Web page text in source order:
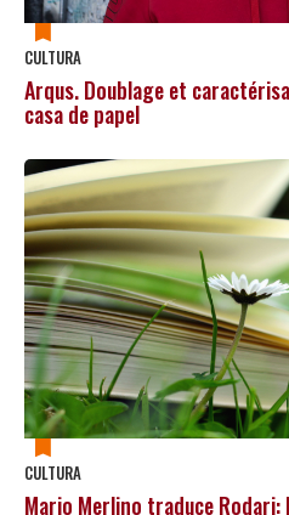
CULTURA
Arqus. Doublage et
casa de papel
CULTURA
Mario Merlino traduce